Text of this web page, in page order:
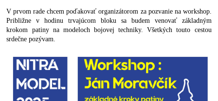
V prvom rade chcem poďakovať organizátorom za pozvanie na workshop.
Približne v hodinu trvajúcom bloku sa budem venovať základným
krokom patiny na modeloch bojovej techniky. Všetkých touto cestou
srdečne pozývam.